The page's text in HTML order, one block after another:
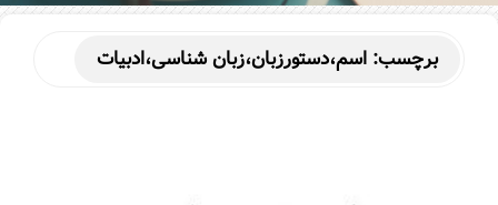
برچسب: اسم،دستورزبان،زبان شناسی،ادبیات